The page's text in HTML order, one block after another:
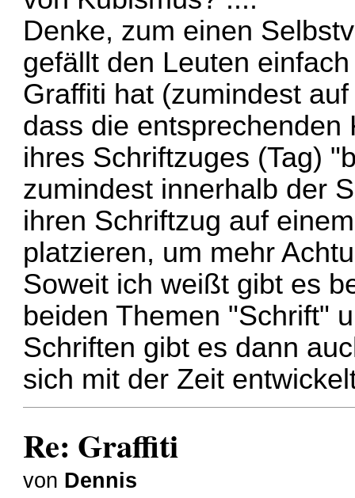
Denke, zum einen
gefällt den Leuten
Graffiti hat (zumindest
dass die entsprechenden
ihres Schriftzuges (Tag)
zumindest innerhalb der
ihren Schriftzug auf
platzieren, um mehr
Soweit ich weißt gibt es
beiden Themen "Schrift"
Schriften gibt es dann
sich mit der Zeit
Re: Graffiti
von Dennis